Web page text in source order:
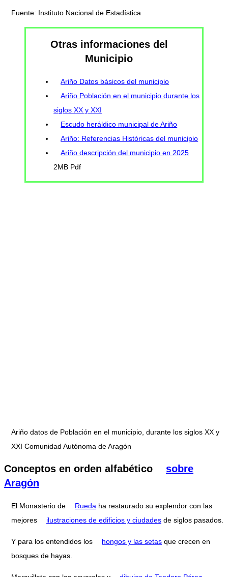
Fuente: Instituto Nacional de Estadística
Otras informaciones del
Municipio
Ariño Datos básicos del municipio
Ariño Población en el municipio durante los
siglos XX y XXI
Escudo heráldico municipal de Ariño
Ariño: Referencias Históricas del municipio
Ariño descripción del municipio en 2025
2MB Pdf
Ariño datos de Población en el municipio, durante los siglos XX y
XXI Comunidad Autónoma de Aragón
Conceptos en orden alfabético
sobre
Aragón
El Monasterio de Rueda ha restaurado su explendor con las
mejores
ilustraciones de edificios y ciudades de siglos pasados.
Y para los entendidos los hongos y las setas que crecen en
bosques de hayas.